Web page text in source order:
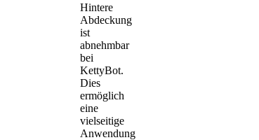
Hintere
Abdeckung
ist
abnehmbar
bei
KettyBot.
Dies
ermöglich
eine
vielseitige
Anwendung